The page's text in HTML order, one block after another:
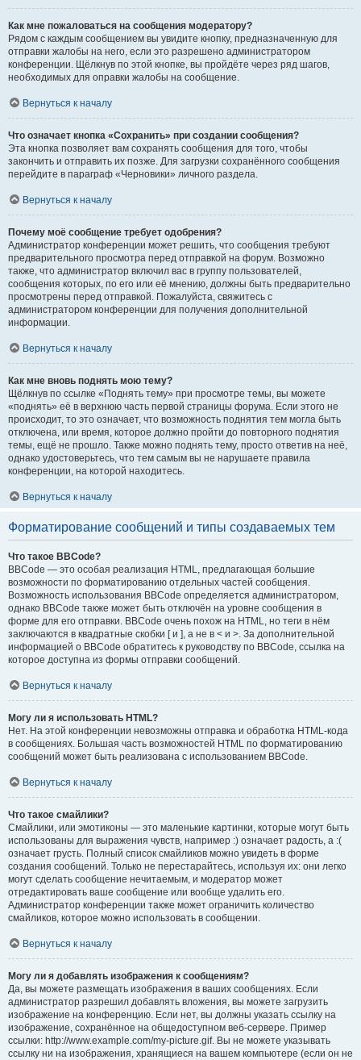
Как мне пожаловаться на сообщения модератору?
Рядом с каждым сообщением вы увидите кнопку, предназначенную для
отправки жалобы на него, если это разрешено администратором
конференции. Щёлкнув по этой кнопке, вы пройдёте через ряд шагов,
необходимых для оправки жалобы на сообщение.
Вернуться к началу
Что означает кнопка «Сохранить» при создании сообщения?
Эта кнопка позволяет вам сохранять сообщения для того, чтобы
закончить и отправить их позже. Для загрузки сохранённого сообщения
перейдите в параграф «Черновики» личного раздела.
Вернуться к началу
Почему моё сообщение требует одобрения?
Администратор конференции может решить, что сообщения требуют
предварительного просмотра перед отправкой на форум. Возможно
также, что администратор включил вас в группу пользователей,
сообщения которых, по его или её мнению, должны быть предварительно
просмотрены перед отправкой. Пожалуйста, свяжитесь с
администратором конференции для получения дополнительной
информации.
Вернуться к началу
Как мне вновь поднять мою тему?
Щёлкнув по ссылке «Поднять тему» при просмотре темы, вы можете
«поднять» её в верхнюю часть первой страницы форума. Если этого не
происходит, то это означает, что возможность поднятия тем могла быть
отключена, или время, которое должно пройти до повторного поднятия
темы, ещё не прошло. Также можно поднять тему, просто ответив на неё,
однако удостоверьтесь, что тем самым вы не нарушаете правила
конференции, на которой находитесь.
Вернуться к началу
Форматирование сообщений и типы создаваемых тем
Что такое BBCode?
BBCode — это особая реализация HTML, предлагающая большие
возможности по форматированию отдельных частей сообщения.
Возможность использования BBCode определяется администратором,
однако BBCode также может быть отключён на уровне сообщения в
форме для его отправки. BBCode очень похож на HTML, но теги в нём
заключаются в квадратные скобки [ и ], а не в < и >. За дополнительной
информацией о BBCode обратитесь к руководству по BBCode, ссылка на
которое доступна из формы отправки сообщений.
Вернуться к началу
Могу ли я использовать HTML?
Нет. На этой конференции невозможны отправка и обработка HTML-кода
в сообщениях. Большая часть возможностей HTML по форматированию
сообщений может быть реализована с использованием BBCode.
Вернуться к началу
Что такое смайлики?
Смайлики, или эмотиконы — это маленькие картинки, которые могут быть
использованы для выражения чувств, например :) означает радость, а :(
означает грусть. Полный список смайликов можно увидеть в форме
создания сообщений. Только не перестарайтесь, используя их: они легко
могут сделать сообщение нечитаемым, и модератор может
отредактировать ваше сообщение или вообще удалить его.
Администратор конференции также может ограничить количество
смайликов, которое можно использовать в сообщении.
Вернуться к началу
Могу ли я добавлять изображения к сообщениям?
Да, вы можете размещать изображения в ваших сообщениях. Если
администратор разрешил добавлять вложения, вы можете загрузить
изображение на конференцию. Если нет, вы должны указать ссылку на
изображение, сохранённое на общедоступном веб-сервере. Пример
ссылки: http://www.example.com/my-picture.gif. Вы не можете указывать
ссылку ни на изображения, хранящиеся на вашем компьютере (если он не